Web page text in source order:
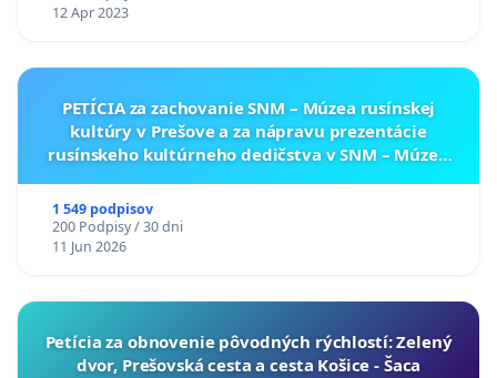
12 Apr 2023
PETÍCIA za zachovanie SNM – Múzea rusínskej
kultúry v Prešove a za nápravu prezentácie
rusínskeho kultúrneho dedičstva v SNM – Múzeu
1 549 podpisov
200 Podpisy / 30 dni
11 Jun 2026
​Petícia za obnovenie pôvodných rýchlostí: Zelený
dvor, Prešovská cesta a cesta Košice - Šaca